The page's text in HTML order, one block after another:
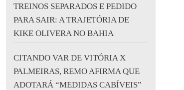
TREINOS SEPARADOS E PEDIDO
PARA SAIR: A TRAJETÓRIA DE
KIKE OLIVERA NO BAHIA
CITANDO VAR DE VITÓRIA X
PALMEIRAS, REMO AFIRMA QUE
ADOTARÁ “MEDIDAS CABÍVEIS”